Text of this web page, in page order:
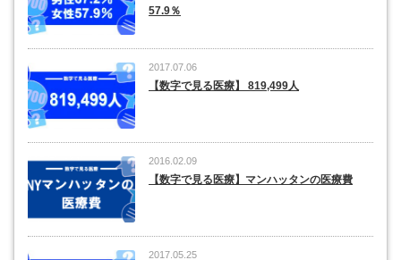
57.9％
2017.07.06
【数字で見る医療】 819,499人
2016.02.09
【数字で見る医療】マンハッタンの医療費
2017.05.25